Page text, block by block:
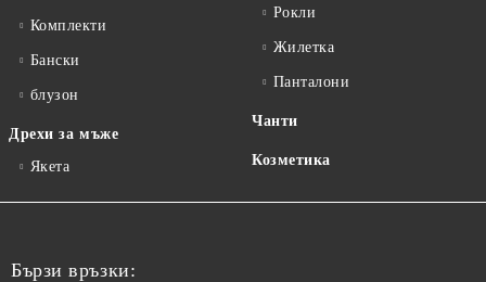
Комплекти
Бански
блузон
Дрехи за мъже
Якета
Рокли
Жилетка
Панталони
Чанти
Козметика
Бързи връзки: